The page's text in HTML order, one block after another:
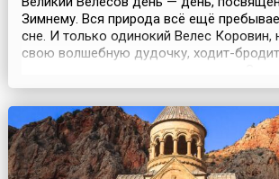
Зимнему. Вся природа всё ещё
сне. И только одинокий Велес Коровин,
свою волшебную дудочку, ходит-
на Велеса, напуская на него лютый
«коровью смерть», но никак не может
в этот день кропили домашний скот